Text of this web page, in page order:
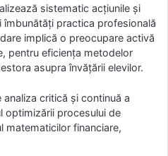
sistematic acțiunile și
practica profesională
implică o preocupare activă
pentru eficiența metodelor
asupra învățării elevilor.
critică și continuă a
optimizării procesului de
matematicilor financiare,